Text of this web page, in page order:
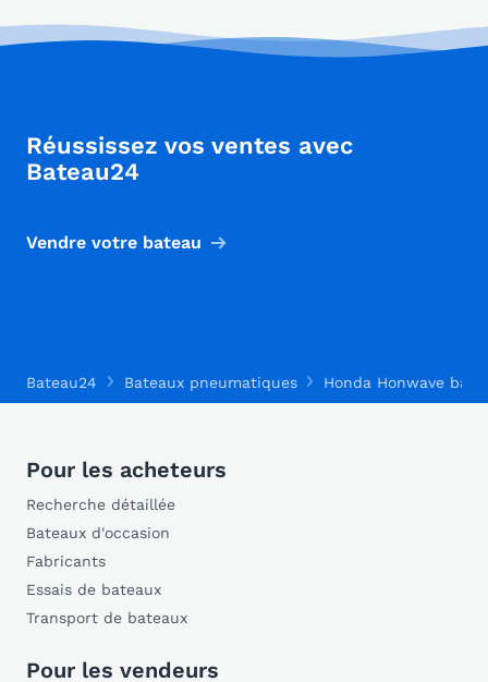
Réussissez vos ventes avec
Bateau24
Vendre votre bateau
Bateau24 Bateaux pneumatiques Honda Honwave
Pour les acheteurs
Recherche détaillée
Bateaux d'occasion
Fabricants
Essais de bateaux
Transport de bateaux
Pour les vendeurs